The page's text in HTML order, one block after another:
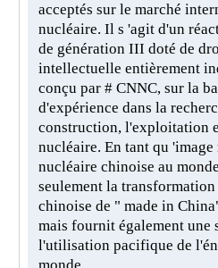
acceptés sur le marché
nucléaire. Il s 'agit d'un
de génération III doté de
intellectuelle entièrement
conçu par # CNNC, sur la
d'expérience dans la
construction, l'exploitation
nucléaire. En tant qu
nucléaire chinoise au
seulement la
chinoise de " made in
mais fournit également
l'utilisation pacifique de